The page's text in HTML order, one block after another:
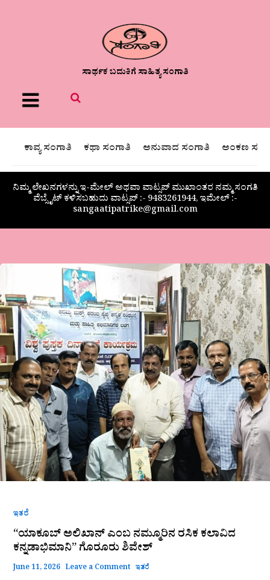
ಸಾರ್ಥಕ ಬದುಕಿಗೆ ಸಾಹಿತ್ಯ ಸಂಗಾತಿ
Menu
ಕಾವ್ಯ ಸಂಗಾತಿ ಕಥಾ ಸಂಗಾತಿ ಅನುವಾದ ಸಂಗಾತಿ ಅಂಕಣ
ನಿಮ್ಮ ಲೇಖನಗಳನ್ನು ಇ-ಮೇಲ್ ಅಥವಾ ವಾಟ್ಸಪ್ ಮುಖಾಂತರ ನಮ್ಮ ಸಂಗತಿ
ವೆಬ್ಸೈಟ್ ಕಳಿಸಬಹುದು ವಾಟ್ಸಪ್‌ :- 9483261944, ಇಮೇಲ್ :-
sangaatipatrike@gmail.com
ಇತರೆ
“ಯಾಕೂಬ್ ಅಲಿಖಾನ್ ಎಂಬ ನಮ್ಮೂರಿನ ರಸಿಕ ಕಲಾವಿದ
ಕನ್ನಡಾಭಿಮಾನಿ” ಗೊರೂರು ಶಿವೇಶ್
June 11, 2026 Leave a Comment ಇತರೆ
ಎಂಬ
ನಮ್ಮೂರಿನ
ರಸಿಕ
ಕಲಾವಿದ
ಕನ್ನಡಾಭಿಮಾನಿ”
ಗೊರೂರು
ಶಿವೇಶ್